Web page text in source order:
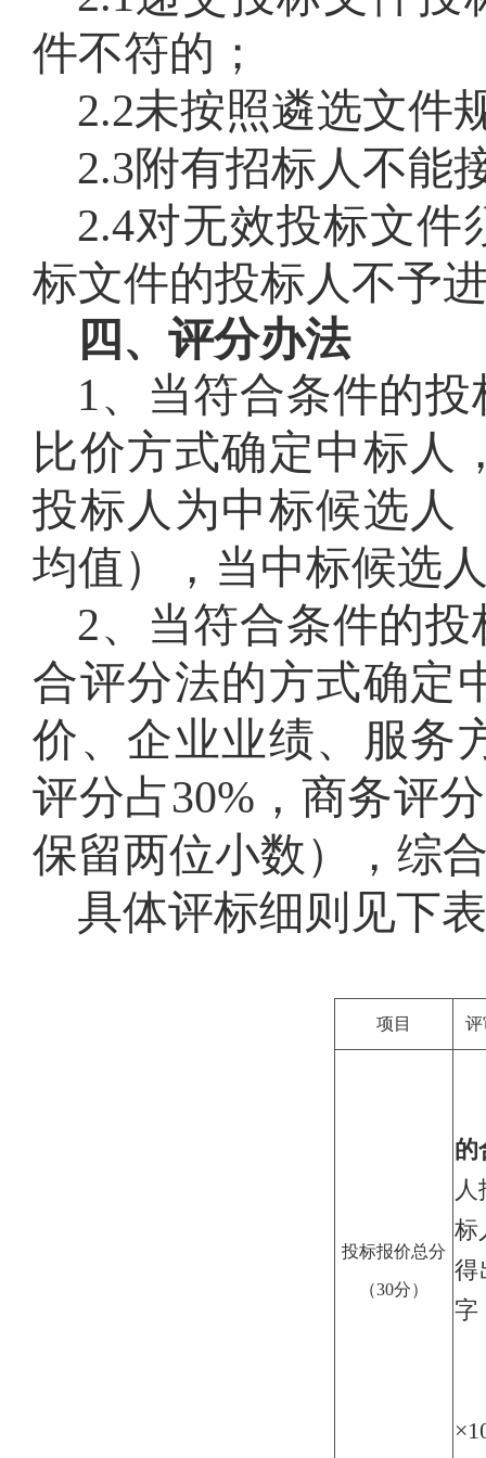
件不符的；
2.2未按照遴选文件
2.3附有招标人不能
2.4对无效投标文
标文件的投标人不予
四、评分办法
1、当符合条件的
比价方式确定中标人
投标人为中标候选人
均值）
，当中标候选
2、当符合条件的
合评分法的方式确定
价、企业业绩、服务
评分占30%，商务评
保留两位小数），综
具体评标细则见下
项目 评
投标报价总分
（30分）
的
标
得
字